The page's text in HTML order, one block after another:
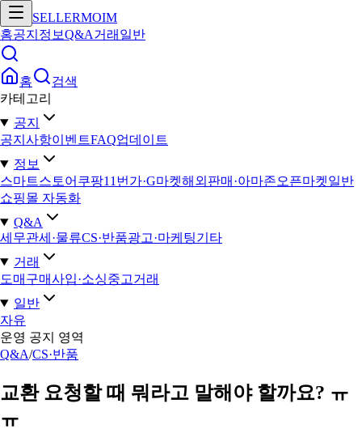
SELLERMOIM
홈공지 정보Q&A거래 일반
홈
검색
카테고리
공지
공지사항이벤트FAQ업데이트
정보
스마트스토어 쿠팡11번가·G마켓해외판매·아마존오픈마켓일반
쇼핑몰 자동화
Q&A
세무관세·물류CS·반품광고·마케팅기타
거래
도매구매사입·소싱중고거래
일반
자유
운영 공지 영역
Q&A/CS·반품
교환 요청할 때 뭐라고 말해야 할까요? ㅠ
ㅠ